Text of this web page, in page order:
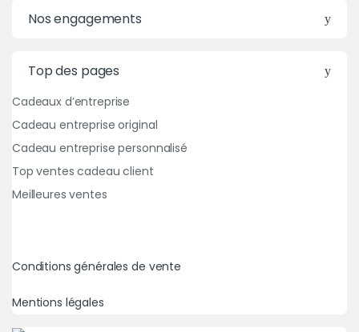
Nos engagements
Top des pages
Cadeaux d’entreprise
Cadeau entreprise original
Cadeau entreprise personnalisé
Top ventes cadeau client
Meilleures ventes
Conditions générales de vente
Mentions légales